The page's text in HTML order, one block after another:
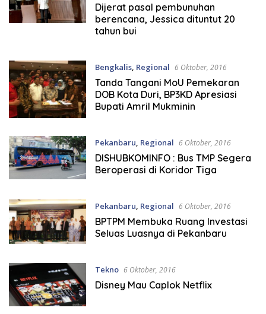
Dijerat pasal pembunuhan
berencana, Jessica dituntut 20
tahun bui
Bengkalis, Regional 6 Oktober, 2016
Tanda Tangani MoU Pemekaran
DOB Kota Duri, BP3KD Apresiasi
Bupati Amril Mukminin
Pekanbaru, Regional 6 Oktober, 2016
DISHUBKOMINFO : Bus TMP Segera
Beroperasi di Koridor Tiga
Pekanbaru, Regional 6 Oktober, 2016
BPTPM Membuka Ruang Investasi
Seluas Luasnya di Pekanbaru
Tekno 6 Oktober, 2016
Disney Mau Caplok Netflix